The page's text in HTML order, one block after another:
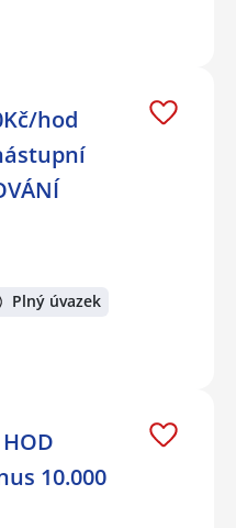
hod
Plný úvazek
10.000